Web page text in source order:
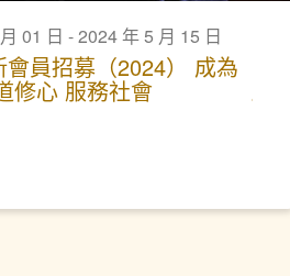
01 日 - 2024 年 5 月 15 日
會員招募（2024） 成為
修心 服務社會